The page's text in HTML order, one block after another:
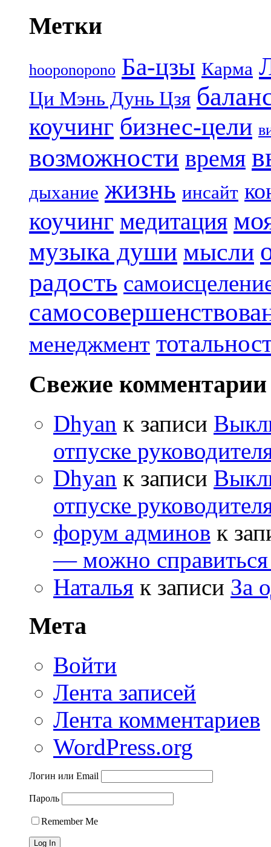
Метки
hooponopono Ба-цзы Карма
Ци Мэнь Дунь Цзя
коучинг бизнес-цели
возможности время
дыхание жизнь инсайт
коучинг медитация
музыка души мысли
радость
менеджмент
Свежие комментарии
Dhyan к записи
отпуске
Dhyan к записи
отпуске
форум админов к
— можно
Наталья к записи За
Мета
Войти
Лента записей
Лента комментариев
WordPress.org
Логин или Email
Пароль
Remember Me